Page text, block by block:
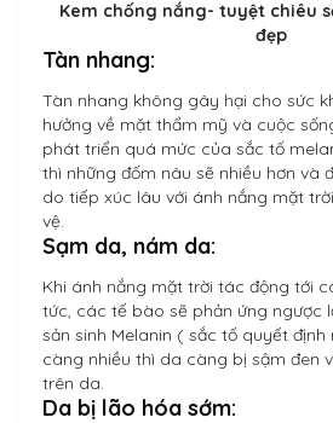
Kem chống nắng- tuyệt chiêu
đẹp
Tàn nhang:
Tàn nhang không gây hại cho sức
hưởng về mặt thẩm mỹ và cuộc
phát triển quá mức của sắc tố
thì những đốm nâu sẽ nhiều hơn và
do tiếp xúc lâu với ánh nắng mặt
vệ.
Sạm da, nám da:
Khi ánh nắng mặt trời tác động tới
tức, các tế bào sẽ phản ứng ngược
sản sinh Melanin ( sắc tố quyết
càng nhiều thì da càng bị sậm đen
trên da.
Da bị lão hóa sớm: